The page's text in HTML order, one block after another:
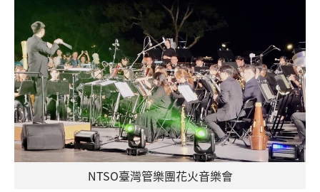
NTSO臺灣管樂團花火音樂會